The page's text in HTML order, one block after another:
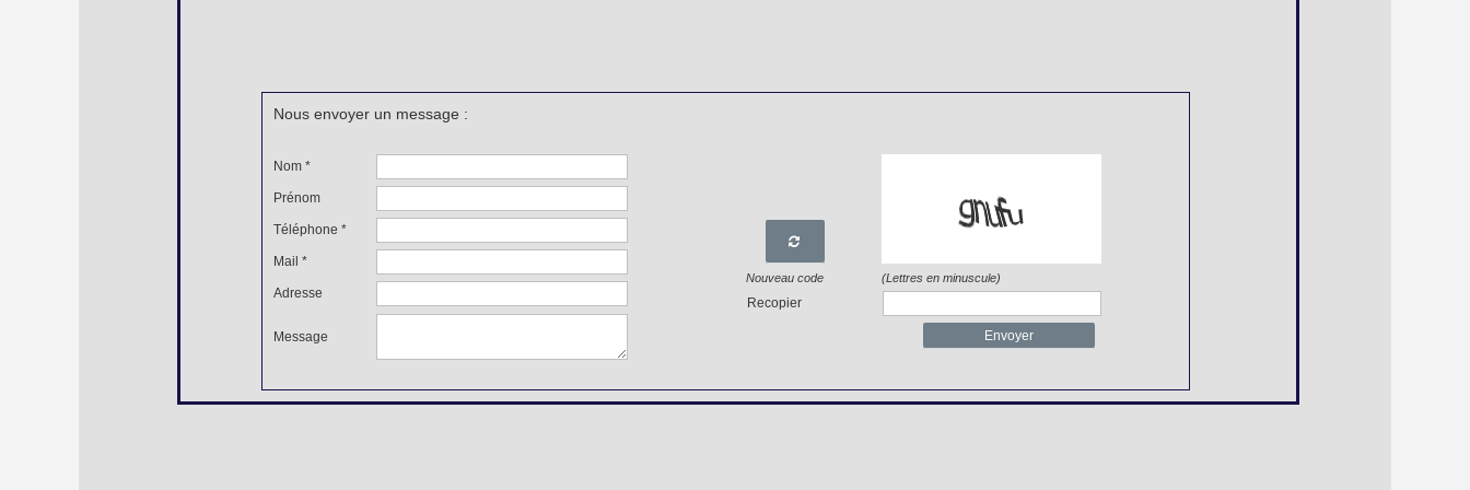
Nous envoyer un message :
Nom *
Prénom
Téléphone *
Mail *
Adresse
Message

Nouveau code (Lettres en minuscule)
Recopier
Envoyer